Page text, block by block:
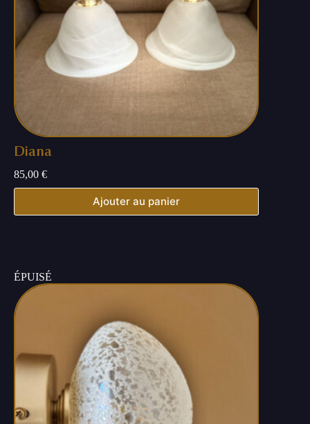
Diana
85,00 €
Ajouter au panier
ÉPUISÉ